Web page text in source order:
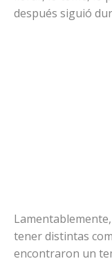
después siguió
tener distintas
encontraron un